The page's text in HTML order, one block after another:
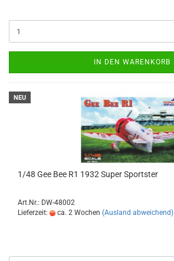
IN DEN WARENKORB
NEU
1/48 Gee Bee R1 1932 Super Sportster
Art.Nr.: DW-48002
Lieferzeit:
ca. 2 Wochen (Ausland abweichend)